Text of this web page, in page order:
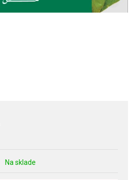
Na sklade